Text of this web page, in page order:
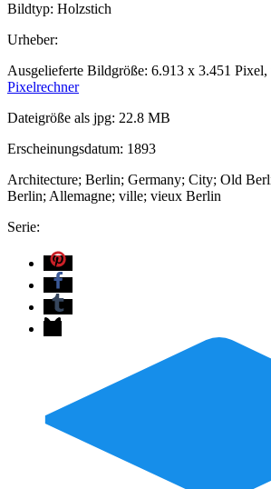
Bildtyp: Holzstich
Urheber:
Ausgelieferte Bildgröße: 6.913 x 3.451 Pixel,
Pixelrechner
Dateigröße als jpg: 22.8 MB
Erscheinungsdatum: 1893
Architecture; Berlin; Germany; City; Old
Berlin; Allemagne; ville; vieux Berlin
Serie: